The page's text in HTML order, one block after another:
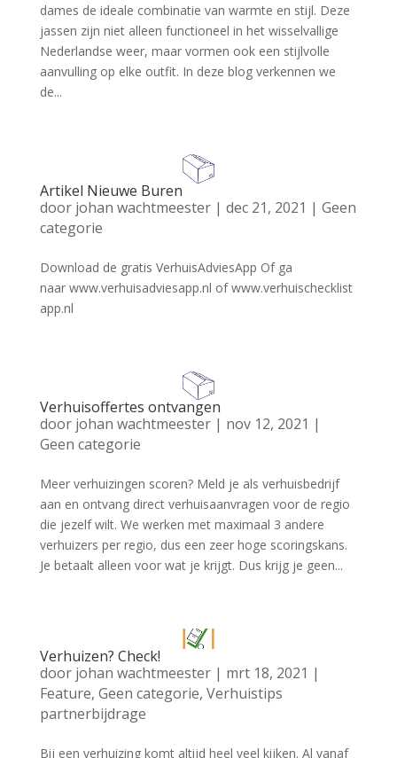
dames de ideale combinatie van warmte en stijl. Deze
jassen zijn niet alleen functioneel in het wisselvallige
Nederlandse weer, maar vormen ook een stijlvolle
aanvulling op elke outfit. In deze blog verkennen we
de...
Artikel Nieuwe Buren
door johan wachtmeester| dec 21, 2021 | Geen
categorie
Download de gratis VerhuisAdviesApp Of ga
naar www.verhuisadviesapp.nl of www.verhuischecklist
app.nl
Verhuisoffertes ontvangen
door johan wachtmeester| nov 12, 2021 |
Geen categorie
Meer verhuizingen scoren? Meld je als verhuisbedrijf
aan en ontvang direct verhuisaanvragen voor de regio
die jezelf wilt. We werken met maximaal 3 andere
verhuizers per regio, dus een zeer hoge scoringskans.
Je betaalt alleen voor wat je krijgt. Dus krijg je geen...
Verhuizen? Check!
door johan wachtmeester| mrt 18, 2021 |
Feature, Geen categorie, Verhuistips
partnerbijdrage
Bij een verhuizing komt altijd heel veel kijken. Al vanaf